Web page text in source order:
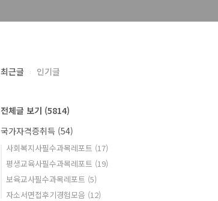
최근글 인기글
전체글 보기 (5814)
국가자격증취득 (54)
사회복지사필수과목레포트 (17)
평생교육사필수과목레포트 (19)
보육교사필수과목레포트 (5)
자소서면접후기경험모음 (12)